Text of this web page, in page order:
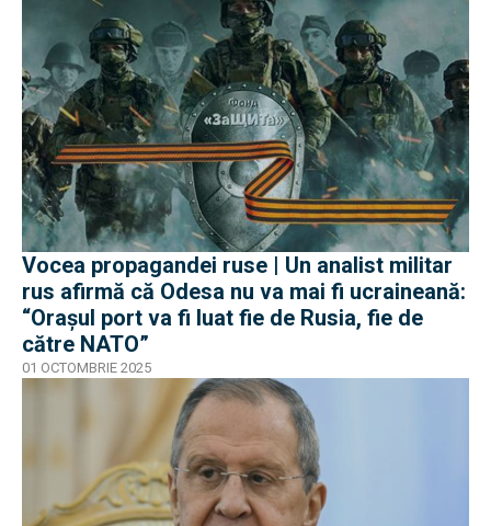
Vocea propagandei ruse | Un analist militar
rus afirmă că Odesa nu va mai fi ucraineană:
“Orașul port va fi luat fie de Rusia, fie de
către NATO”
01 OCTOMBRIE 2025